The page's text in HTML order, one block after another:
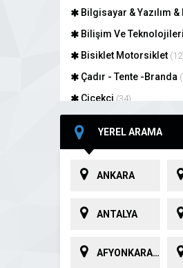
Bilgisayar & Yazılım
Bilişim Ve Teknolojileri
Bisiklet Motorsiklet
Çadır - Tente -Branda
Çiçekçi (34)
Dini Hizmetler
Eğitim Öğretim
Elektrik Elektronik (58)
Evcil Hayvan (Pet
YEREL ARAMA
ANKARA
ANTALYA
AFYONKARAHİSAR